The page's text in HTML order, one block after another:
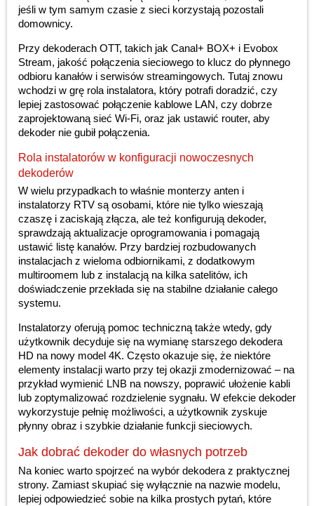
jeśli w tym samym czasie z sieci korzystają pozostali
domownicy.
Przy dekoderach OTT, takich jak Canal+ BOX+ i Evobox
Stream, jakość połączenia sieciowego to klucz do płynnego
odbioru kanałów i serwisów streamingowych. Tutaj znowu
wchodzi w grę rola instalatora, który potrafi doradzić, czy
lepiej zastosować połączenie kablowe LAN, czy dobrze
zaprojektowaną sieć Wi-Fi, oraz jak ustawić router, aby
dekoder nie gubił połączenia.
Rola instalatorów w konfiguracji nowoczesnych
dekoderów
W wielu przypadkach to właśnie monterzy anten i
instalatorzy RTV są osobami, które nie tylko wieszają
czaszę i zaciskają złącza, ale też konfigurują dekoder,
sprawdzają aktualizacje oprogramowania i pomagają
ustawić listę kanałów. Przy bardziej rozbudowanych
instalacjach z wieloma odbiornikami, z dodatkowym
multiroomem lub z instalacją na kilka satelitów, ich
doświadczenie przekłada się na stabilne działanie całego
systemu.
Instalatorzy oferują pomoc techniczną także wtedy, gdy
użytkownik decyduje się na wymianę starszego dekodera
HD na nowy model 4K. Często okazuje się, że niektóre
elementy instalacji warto przy tej okazji zmodernizować – na
przykład wymienić LNB na nowszy, poprawić ułożenie kabli
lub zoptymalizować rozdzielenie sygnału. W efekcie dekoder
wykorzystuje pełnię możliwości, a użytkownik zyskuje
płynny obraz i szybkie działanie funkcji sieciowych.
Jak dobrać dekoder do własnych potrzeb
Na koniec warto spojrzeć na wybór dekodera z praktycznej
strony. Zamiast skupiać się wyłącznie na nazwie modelu,
lepiej odpowiedzieć sobie na kilka prostych pytań, które